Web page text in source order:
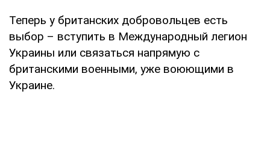
Теперь у британских добровольцев есть
выбор – вступить в Международный легион
Украины или связаться напрямую с
британскими военными, уже воюющими в
Украине.